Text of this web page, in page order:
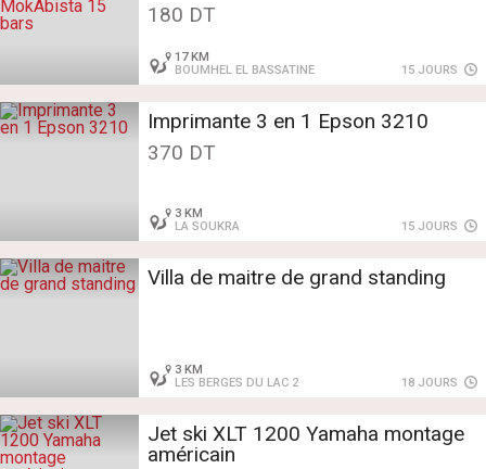
180 DT
17 KM
BOUMHEL EL BASSATINE
15 JOURS
Imprimante 3 en 1 Epson 3210
370 DT
3 KM
LA SOUKRA
15 JOURS
Villa de maitre de grand standing
3 KM
LES BERGES DU LAC 2
18 JOURS
Jet ski XLT 1200 Yamaha montage
américain